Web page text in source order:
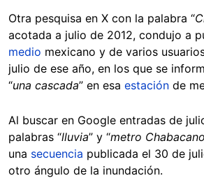
Otra pesquisa en X con la palabra “
acotada a julio de 2012, condujo a
medio mexicano y de varios
julio de ese año, en los que se
“una cascada” en esa estación de
Al buscar en Google entradas de
palabras “lluvia” y “metro Chabacano
una secuencia publicada el 30 de
otro ángulo de la inundación.